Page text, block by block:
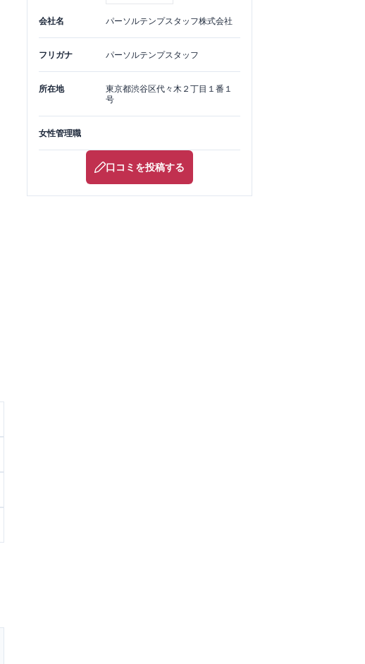
会社名 パーソルテンプスタッフ株式会社
フリガナ パーソルテンプスタッフ
所在地 東京都渋谷区代々木２丁目１番１
号
女性管理職
口コミを投稿する